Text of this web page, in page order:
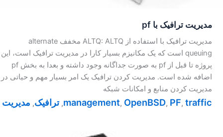
مدیریت ترافیک با pf
مدیریت ترافیک با استفاده از ALTQ: ALTQ مخفف alternate
queuing است که یک مکانیزم بسیار کارا در مدیریت ترافیک است، این
پروژه تا قبل از pf به صورت جداگانه وجود داشته و بعدا به بخش pf
اضافه شده است. مدیریت کردن ترافیک یک امر بسیار مهم و حیاتی در
مدیریت کردن منابع و امکانات شبکه
management, OpenBSD, PF,traffic
,ترافیک, مدیریت